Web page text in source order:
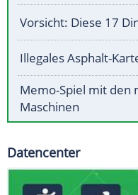
Vorsicht: Diese 17
Illegales Asphalt-
Memo-Spiel mit den
Maschinen
Datencenter